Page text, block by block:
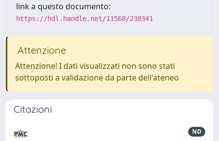
link a questo documento:
https://hdl.handle.net/11568/238341
Attenzione
Attenzione! I dati visualizzati non sono stati
sottoposti a validazione da parte dell'ateneo
Citazioni
ND